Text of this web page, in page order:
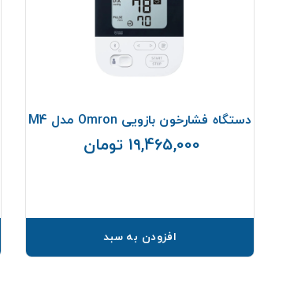
دستگاه فشارخون بازویی Omron مدل M4
19,465,000 تومان
افزودن به سبد